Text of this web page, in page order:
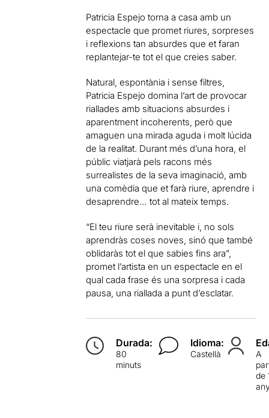
Patricia Espejo torna a casa amb un
espectacle que promet riures, sorpreses
i reflexions tan absurdes que et faran
replantejar-te tot el que creies saber.
Natural, espontània i sense filtres,
Patricia Espejo domina l’art de provocar
riallades amb situacions absurdes i
aparentment incoherents, però que
amaguen una mirada aguda i molt lúcida
de la realitat. Durant més d’una hora, el
públic viatjarà pels racons més
surrealistes de la seva imaginació, amb
una comèdia que et farà riure, aprendre i
desaprendre… tot al mateix temps.
“El teu riure serà inevitable i, no sols
aprendràs coses noves, sinó que també
oblidaràs tot el que sabies fins ara”,
promet l’artista en un espectacle en el
qual cada frase és una sorpresa i cada
pausa, una riallada a punt d’esclatar.
Durada:
80
minuts
Idioma:
Castellà
A
de